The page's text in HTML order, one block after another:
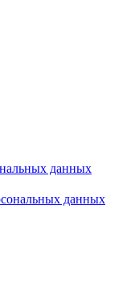
данных
данных